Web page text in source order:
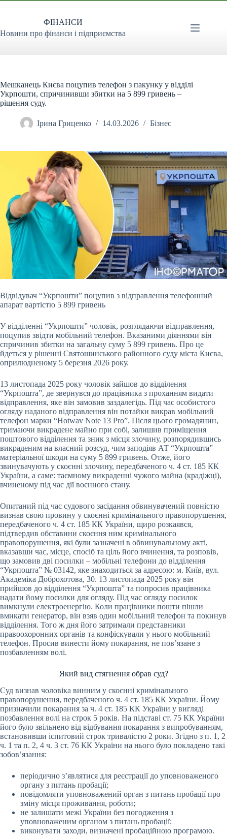
Перейти
ФІНАНСИ
Новини про фінанси і підприємства
Мешканець Києва поцупив телефон з пакунку у відділі
Укрпошти, спричинивши збитки на 5 899 гривень –
рішення суду.
Ірина Гриценко 14.03.2026 Бізнес
Відвідувач “Укрпошти” поцупив з відправлення телефонний
апарат вартістю 5 899 гривень
У відділенні “Укрпошти” чоловік, розглядаючи відправлення,
поцупив звідти мобільний телефон. Вказаними діяннями він
спричинив збитки на загальну суму 5 899 гривень. Про це
йдеться у рішенні Святошинського районного суду міста Києва,
оприлюдненому 5 березня 2026 року.
13 листопада 2025 року чоловік зайшов до відділення
“Укрпошта”, де звернувся до працівника з проханням видати
відправлення, яке він замовив заздалегідь. Під час особистого
огляду наданого відправлення він потайки викрав мобільний
телефон марки “Hotwav Note 13 Pro”. Після цього громадянин,
тримаючи викрадене майно при собі, залишив приміщення
поштового відділення та зник з місця злочину, розпорядившись
викраденим на власний розсуд, чим заподіяв АТ “Укрпошта”
матеріальної шкоди на суму 5 899 гривень. Отже, його
звинувачують у скоєнні злочину, передбаченого ч. 4 ст. 185 КК
України, а саме: таємному викраденні чужого майна (крадіжці),
вчиненому під час дії воєнного стану.
Опитаний під час судового засідання обвинувачений повністю
визнав свою провину у скоєнні кримінального правопорушення,
передбаченого ч. 4 ст. 185 КК України, щиро розкаявся,
підтвердив обставини скоєння ним кримінального
правопорушення, які були зазначені в обвинувальному акті,
вказавши час, місце, спосіб та ціль його вчинення, та розповів,
що замовив дві посилки – мобільні телефони до відділення
“Укрпошта” № 03142, яке знаходиться за адресою: м. Київ, вул.
Академіка Доброхотова, 30. 13 листопада 2025 року він
прийшов до відділення “Укрпошта” та попросив працівника
надати йому посилки для огляду. Під час огляду посилок
вимкнули електроенергію. Коли працівники пошти пішли
вмикати генератор, він взяв один мобільний телефон та покинув
відділення. Того ж дня його затримали представники
правоохоронних органів та конфіскували у нього мобільний
телефон. Просив винести йому покарання, не пов’язане з
позбавленням волі.
Який вид стягнення обрав суд?
Суд визнав чоловіка винним у скоєнні кримінального
правопорушення, передбаченого ч. 4 ст. 185 КК України. Йому
призначили покарання за ч. 4 ст. 185 КК України у вигляді
позбавлення волі на строк 5 років. На підставі ст. 75 КК України
його було звільнено від відбування покарання з випробуванням,
встановивши іспитовий строк тривалістю 2 роки. Згідно з п. 1, 2
ч. 1 та п. 2, 4 ч. 3 ст. 76 КК України на нього було покладено такі
зобов’язання:
періодично з’являтися для реєстрації до уповноваженого
органу з питань пробації;
повідомляти уповноважений орган з питань пробації про
зміну місця проживання, роботи;
не залишати межі України без погодження з
уповноваженим органом з питань пробації;
виконувати заходи, визначені пробаційною програмою.